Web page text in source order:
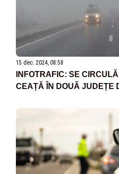
15 dec. 2024, 08:58
INFOTRAFIC: SE
CEAȚĂ ÎN DOUĂ JUDEȚE